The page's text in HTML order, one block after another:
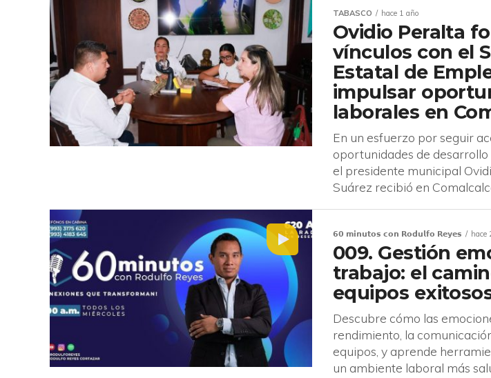
TABASCO hace 1 año
Ovidio Peralta
vínculos con el
Estatal de
impulsar
laborales en
En un esfuerzo por seguir
oportunidades de
el presidente municipal
Suárez recibió en Comalcalco
𝟲𝟬 𝗺𝗶𝗻𝘂𝘁𝗼𝘀 𝗰𝗼𝗻 𝗥𝗼𝗱𝘂𝗹𝗳𝗼 𝗥𝗲𝘆𝗲𝘀 hace
009. Gestión
trabajo: el
equipos
Descubre cómo las
rendimiento, la
equipos, y aprende
un ambiente laboral más